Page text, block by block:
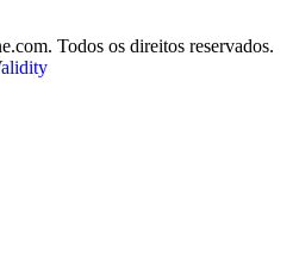
Todos os direitos reservados.